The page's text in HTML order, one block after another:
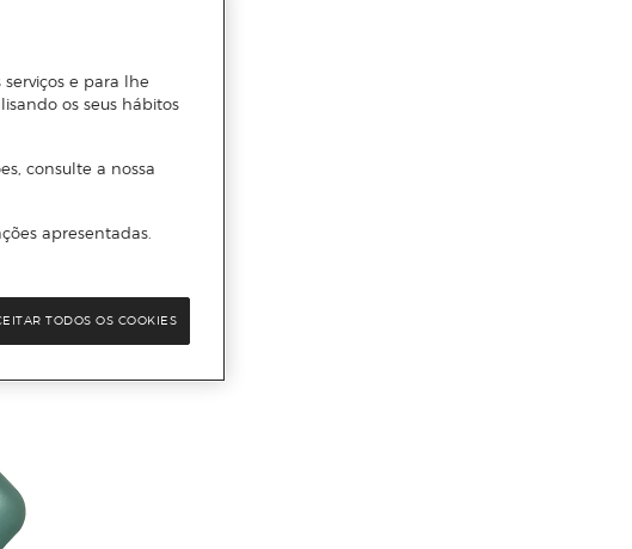
e para lhe
os seus hábitos
consulte a nossa
apresentadas.
TODOS OS COOKIES